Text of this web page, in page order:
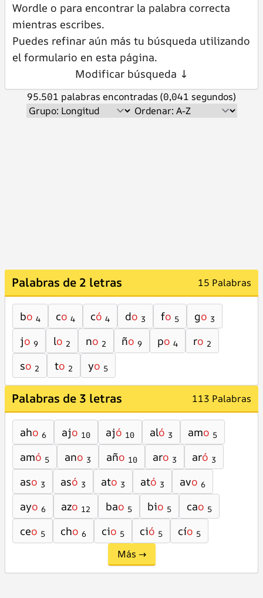
Wordle o para encontrar la palabra correcta
mientras escribes.
Puedes refinar aún más tu búsqueda utilizando
el formulario en esta página.
Modificar búsqueda ↓
95.501 palabras encontradas (0,041 segundos)
Palabras de 2 letras 15 Palabras
bo 4 co 4 có 4 do 3 fo 5 go 3
jo 9 lo 2 no 2 ño 9 po 4 ro 2
so 2 to 2 yo 5
Palabras de 3 letras 113 Palabras
aho 6 ajo 10 ajó 10 aló 3 amo 5
amó 5 ano 3 año 10 aro 3 aró 3
aso 3 asó 3 ato 3 ató 3 avo 6
ayo 6 azo 12 bao 5 bio 5 cao 5
ceo 5 cho 6 cio 5 ció 5 cío 5
Más →